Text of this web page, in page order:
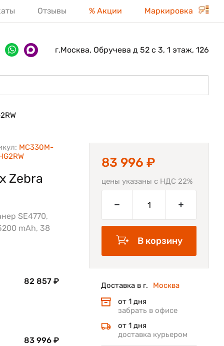
Отзывы % Акции Маркировка
г.Москва, Обручева д 52 с 3, 1 этаж, 126
MC330M-
Zebra
SE4770,
mAh, 38
82 857 ₽
83 996 ₽
83 996 ₽
цены указаны с НДС 22%
В корзину
Доставка в г.
Москва
от 1 дня
забрать в офисе
от 1 дня
доставка курьером